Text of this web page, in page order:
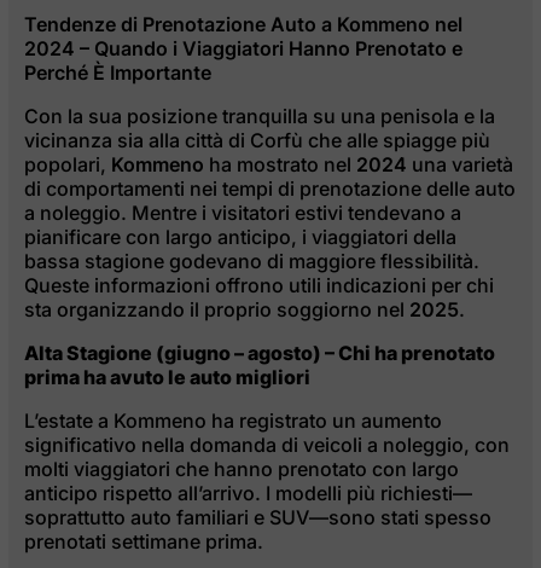
Tendenze di Prenotazione Auto a Kommeno nel
2024 – Quando i Viaggiatori Hanno Prenotato e
Perché È Importante
Con la sua posizione tranquilla su una penisola e la
vicinanza sia alla città di Corfù che alle spiagge più
popolari, Kommeno ha mostrato nel 2024 una varietà
di comportamenti nei tempi di prenotazione delle auto
a noleggio. Mentre i visitatori estivi tendevano a
pianificare con largo anticipo, i viaggiatori della
bassa stagione godevano di maggiore flessibilità.
Queste informazioni offrono utili indicazioni per chi
sta organizzando il proprio soggiorno nel 2025.
Alta Stagione (giugno – agosto) – Chi ha prenotato
prima ha avuto le auto migliori
L’estate a Kommeno ha registrato un aumento
significativo nella domanda di veicoli a noleggio, con
molti viaggiatori che hanno prenotato con largo
anticipo rispetto all’arrivo. I modelli più richiesti—
soprattutto auto familiari e SUV—sono stati spesso
prenotati settimane prima.
1 2